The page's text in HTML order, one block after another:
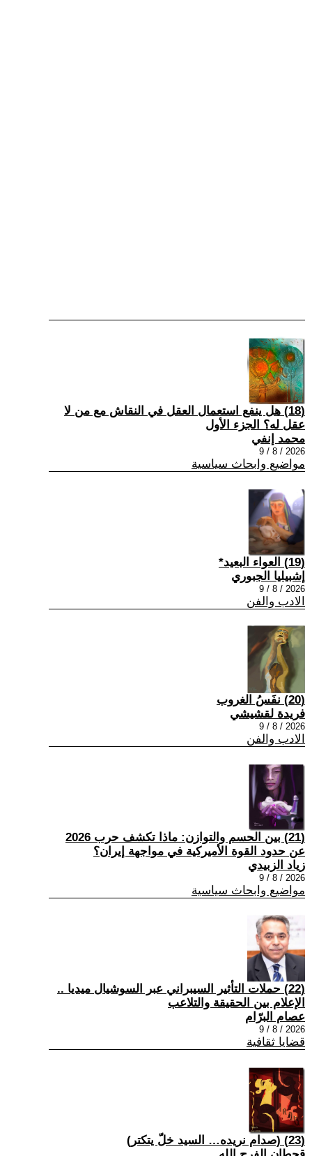
(18) هل ينفع استعمال العقل في النقاش مع من لا
عقل له؟ الجزء الأول
محمد إنفي
2026 / 8 / 9
مواضيع وابحاث سياسية
(19) العواء البعيد*
إشبيليا الجبوري
2026 / 8 / 9
الادب والفن
(20) نفَسُ الغروب
فريدة لقشيشي
2026 / 8 / 9
الادب والفن
(21) بين الحسم والتوازن: ماذا تكشف حرب 2026
عن حدود القوة الأميركية في مواجهة إيران؟
زياد الزبيدي
2026 / 8 / 9
مواضيع وابحاث سياسية
(22) حملات التأثير السيبراني عبر السوشيال ميديا ..
الإعلام بين الحقيقة والتلاعب
عصام البرّام
2026 / 8 / 9
قضايا ثقافية
(23) (صدام نريده… السيد خلّ يتكتر)